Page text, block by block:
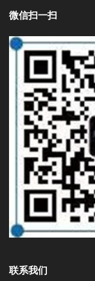
微信扫一扫
联系我们